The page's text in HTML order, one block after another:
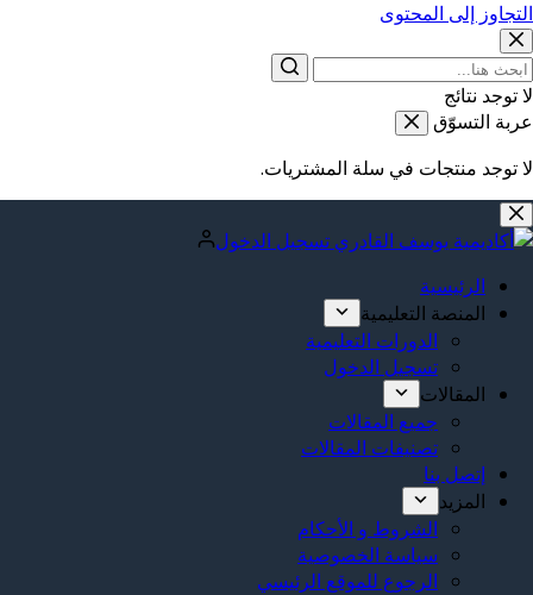
التجاوز إلى المحتوى
لا توجد نتائج
عربة التسوّق
لا توجد منتجات في سلة المشتريات.
تسجيل الدخول
الرئيسية
المنصة التعليمية
الدورات التعليمية
تسجيل الدخول
المقالات
جميع المقالات
تصنيفات المقالات
إتصل بنا
المزيد
الشروط و الأحكام
سياسة الخصوصية
الرجوع للموقع الرئيسي